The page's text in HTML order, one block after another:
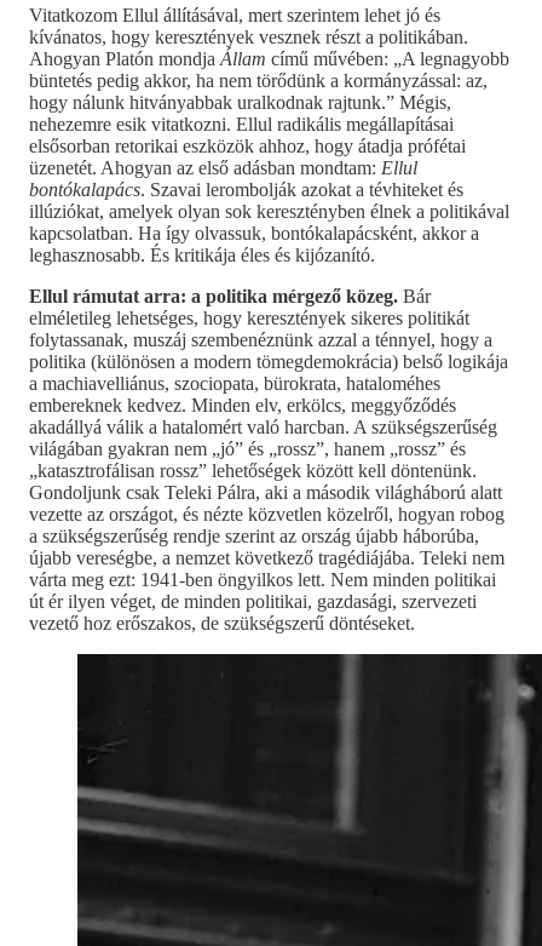
Vitatkozom Ellul állításával, mert szerintem lehet jó és
kívánatos, hogy keresztények vesznek részt a politikában.
Ahogyan Platón mondja Állam című művében: „A legnagyobb
büntetés pedig akkor, ha nem törődünk a kormányzással: az,
hogy nálunk hitványabbak uralkodnak rajtunk.” Mégis,
nehezemre esik vitatkozni. Ellul radikális megállapításai
elsősorban retorikai eszközök ahhoz, hogy átadja prófétai
üzenetét. Ahogyan az első adásban mondtam: Ellul
bontókalapács. Szavai lerombolják azokat a tévhiteket és
illúziókat, amelyek olyan sok keresztényben élnek a politikával
kapcsolatban. Ha így olvassuk, bontókalapácsként, akkor a
leghasznosabb. És kritikája éles és kijózanító.
Ellul rámutat arra: a politika mérgező közeg. Bár
elméletileg lehetséges, hogy keresztények sikeres politikát
folytassanak, muszáj szembenéznünk azzal a ténnyel, hogy a
politika (különösen a modern tömegdemokrácia) belső logikája
a machiavelliánus, szociopata, bürokrata, hataloméhes
embereknek kedvez. Minden elv, erkölcs, meggyőződés
akadállyá válik a hatalomért való harcban. A szükségszerűség
világában gyakran nem „jó” és „rossz”, hanem „rossz” és
„katasztrofálisan rossz” lehetőségek között kell döntenünk.
Gondoljunk csak Teleki Pálra, aki a második világháború alatt
vezette az országot, és nézte közvetlen közelről, hogyan robog
a szükségszerűség rendje szerint az ország újabb háborúba,
újabb vereségbe, a nemzet következő tragédiájába. Teleki nem
várta meg ezt: 1941-ben öngyilkos lett. Nem minden politikai
út ér ilyen véget, de minden politikai, gazdasági, szervezeti
vezető hoz erőszakos, de szükségszerű döntéseket.